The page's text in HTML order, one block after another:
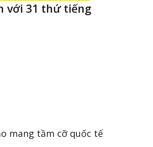
với 31 thứ tiếng
mang tầm cỡ quốc tế